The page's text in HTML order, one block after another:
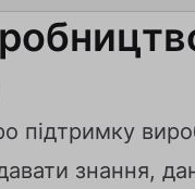
підтримку
знання,